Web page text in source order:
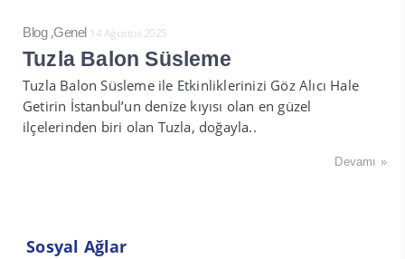
Blog,Genel 14 Ağustos 2025
Tuzla Balon Süsleme
Tuzla Balon Süsleme ile Etkinliklerinizi Göz Alıcı Hale
Getirin İstanbul’un denize kıyısı olan en güzel
ilçelerinden biri olan Tuzla, doğayla..
Devamı »
Sosyal Ağlar